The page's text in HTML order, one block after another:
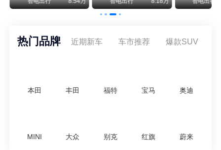
热门品牌 近期新车 车市推荐 爆款SUV
本田 丰田 福特 宝马 奥迪
MINI 大众 别克 红旗 蔚来